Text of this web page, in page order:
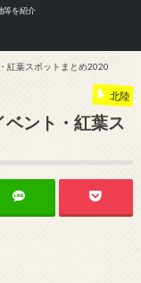
等を紹介
紅葉スポットまとめ2020
北陸
ント・紅葉ス